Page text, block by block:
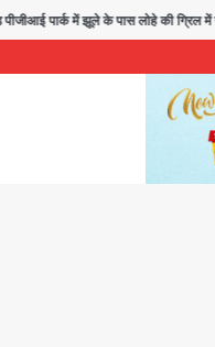
में झूले के पास लोहे की ग्रिल में उतरा